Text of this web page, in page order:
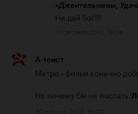
«Джентельмены,
Не дай бог!!!
А-теист
Метро - фильм конечно
Но почему бы не послать '